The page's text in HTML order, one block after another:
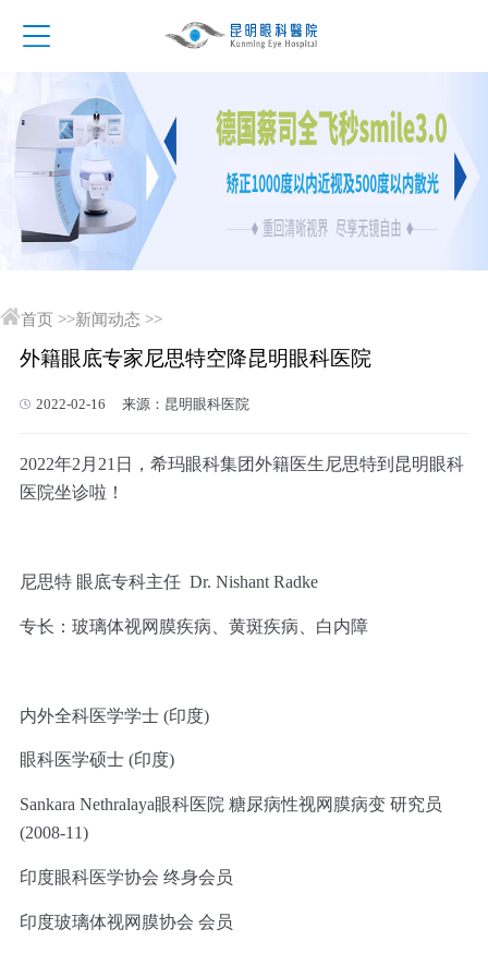
首页 >>新闻动态 >>
外籍眼底专家尼思特空降昆明眼科医院
2022-02-16 来源：昆明眼科医院
2022年2月21日，希玛眼科集团外籍医生尼思特到昆明眼科
医院坐诊啦！
尼思特 眼底专科主任 Dr. Nishant Radke
专长：玻璃体视网膜疾病、黄斑疾病、白内障
内外全科医学学士 (印度)
眼科医学硕士 (印度)
Sankara Nethralaya眼科医院 糖尿病性视网膜病变 研究员
(2008-11)
印度眼科医学协会 终身会员
印度玻璃体视网膜协会 会员